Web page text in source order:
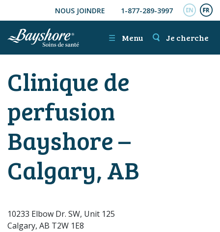
ALLER AU CONTENU PRINCIPAL
NOUS JOINDRE 1-877-289-3997
☰ Menu Je cherche
Clinique de
perfusion
Bayshore –
Calgary, AB
10233 Elbow Dr. SW, Unit 125
Calgary, AB T2W 1E8